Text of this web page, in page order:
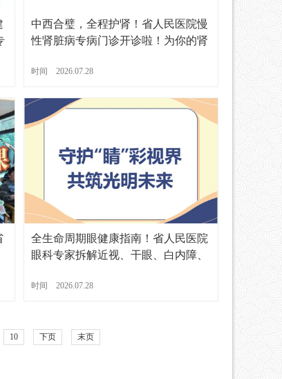
中西合璧，全程护肾！省人民医院慢
性肾脏病专病门诊开诊啦！为你的肾
时间 2026.07.28
全生命周期眼健康指南！省人民医院
眼科专家拆解近视、干眼、白内障、
时间 2026.07.28
10 下页 末页